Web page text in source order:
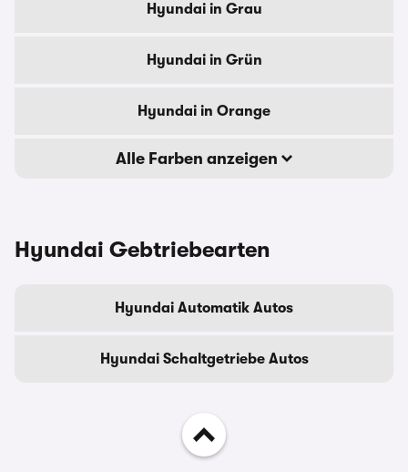
Hyundai in Grau
Hyundai in Grün
Hyundai in Orange
Alle Farben anzeigen
Hyundai Gebtriebearten
Hyundai Automatik Autos
Hyundai Schaltgetriebe Autos